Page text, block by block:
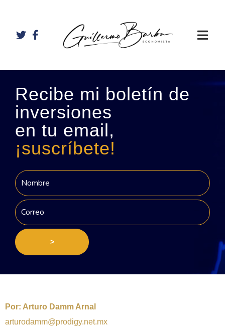
Recibe mi boletín de
inversiones
en tu email,
¡suscríbete!
>
Por: Arturo Damm Arnal
arturodamm@prodigy.net.mx